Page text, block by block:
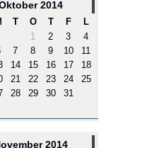
2014
T O T F
L
1
2 3
4
7 8 9 10
11
14 15 16 17
18
21 22 23 24
25
28 29 30 31
2014